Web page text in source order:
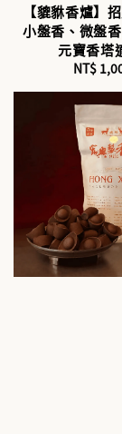
【貔貅香爐】
小盤香、微盤
元寶香塔
NT$